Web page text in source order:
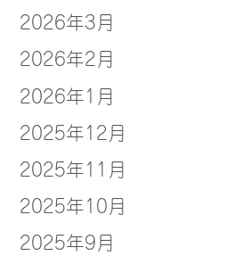
2026年3月
2026年2月
2026年1月
2025年12月
2025年11月
2025年10月
2025年9月